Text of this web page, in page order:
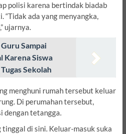
polisi karena bertindak biadab
ada yang menyangka,
ujarnya.
Sampai
Karena Siswa
Sekolah
menghuni rumah tersebut keluar
Di perumahan tersebut,
dengan tetangga.
tinggal di sini. Keluar-masuk suka